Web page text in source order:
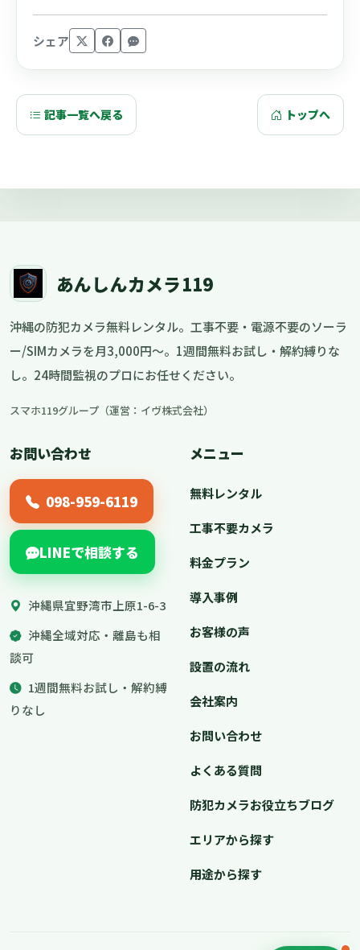
シェア
記事一覧へ戻る トップへ
あんしんカメラ119
沖縄の防犯カメラ無料レンタル。工事不要・電源不要のソーラ
ー/SIMカメラを月3,000円〜。1週間無料お試し・解約縛りな
し。24時間監視のプロにお任せください。
スマホ119グループ（運営：イヴ株式会社）
お問い合わせ
098-959-6119
LINEで相談する
沖縄県宜野湾市上原1-6-3
沖縄全域対応・離島も相
談可
1週間無料お試し・解約縛
りなし
メニュー
無料レンタル
工事不要カメラ
料金プラン
導入事例
お客様の声
設置の流れ
会社案内
お問い合わせ
よくある質問
防犯カメラお役立ちブログ
エリアから探す
用途から探す